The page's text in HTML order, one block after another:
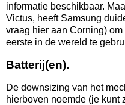
informatie beschikbaar.
Victus, heeft Samsung
vraag hier aan Corning)
eerste in de wereld te
Batterij(en).
De downsizing van het
hierboven noemde (je kunt